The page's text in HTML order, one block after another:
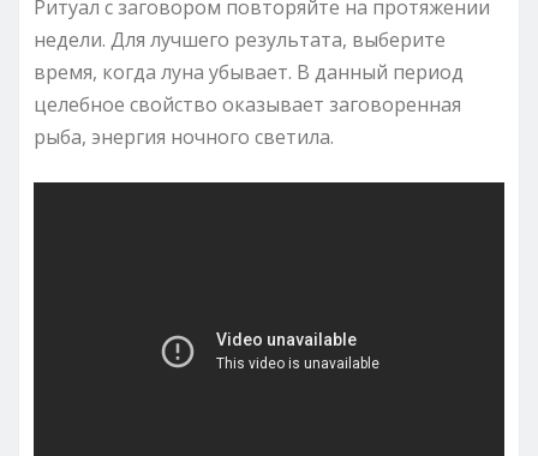
Ритуал с заговором повторяйте на протяжении
недели. Для лучшего результата, выберите
время, когда луна убывает. В данный период
целебное свойство оказывает заговоренная
рыба, энергия ночного светила.